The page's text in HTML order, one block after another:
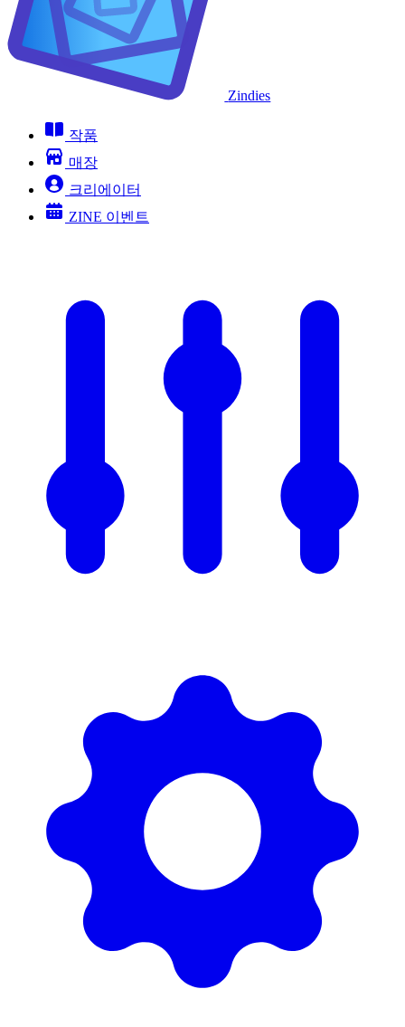
Zindies
작품
매장
크리에이터
ZINE 이벤트